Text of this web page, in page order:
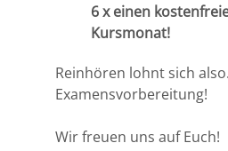
6 x einen
Kursmonat!
Reinhören lohnt sich
Examensvorbereitung!
Wir freuen uns auf Euch!
Leipzig